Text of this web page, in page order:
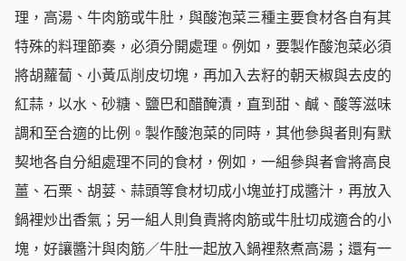
理，高湯、牛肉筋或牛肚，與酸泡菜三種主要食材各自有其
特殊的料理節奏，必須分開處理。例如，要製作酸泡菜必須
將胡蘿蔔、小黃瓜削皮切塊，再加入去籽的朝天椒與去皮的
紅蒜，以水、砂糖、鹽巴和醋醃漬，直到甜、鹹、酸等滋味
調和至合適的比例。製作酸泡菜的同時，其他參與者則有默
契地各自分組處理不同的食材，例如，一組參與者會將高良
薑、石栗、胡荽、蒜頭等食材切成小塊並打成醬汁，再放入
鍋裡炒出香氣；另一組人則負責將肉筋或牛肚切成適合的小
塊，好讓醬汁與肉筋／牛肚一起放入鍋裡熬煮高湯；還有一